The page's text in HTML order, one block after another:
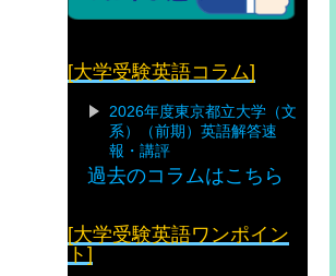
[大学受験英語コラム]
2026年度東京都立大学（文
系）（前期）英語解答速
報・講評
過去のコラムはこちら
[大学受験英語ワンポイン
ト]